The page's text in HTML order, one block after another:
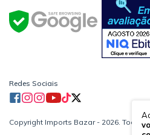
Redes Sociais
Copyright Imports Bazar - 2026.